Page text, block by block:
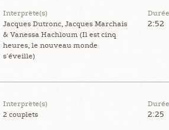
Interprète(s)
Jacques Dutronc, Jacques Marchais
& Vanessa Hachloum (Il est cinq
heures, le nouveau monde
s'éveille)
Durée
2:52
Interprète(s)
2 couplets
Durée
2:25